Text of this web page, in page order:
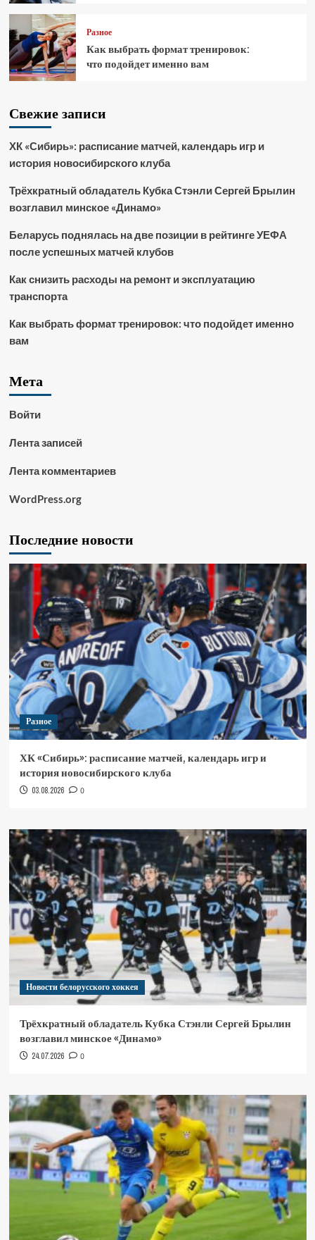
Разное
Как выбрать формат тренировок:
что подойдет именно вам
Свежие записи
ХК «Сибирь»: расписание матчей, календарь игр и
история новосибирского клуба
Трёхкратный обладатель Кубка Стэнли Сергей Брылин
возглавил минское «Динамо»
Беларусь поднялась на две позиции в рейтинге УЕФА
после успешных матчей клубов
Как снизить расходы на ремонт и эксплуатацию
транспорта
Как выбрать формат тренировок: что подойдет именно
вам
Мета
Войти
Лента записей
Лента комментариев
WordPress.org
Последние новости
Разное
ХК «Сибирь»: расписание матчей, календарь игр и
история новосибирского клуба
03.08.2026 0
Новости белорусского хоккея
Трёхкратный обладатель Кубка Стэнли Сергей Брылин
возглавил минское «Динамо»
24.07.2026 0